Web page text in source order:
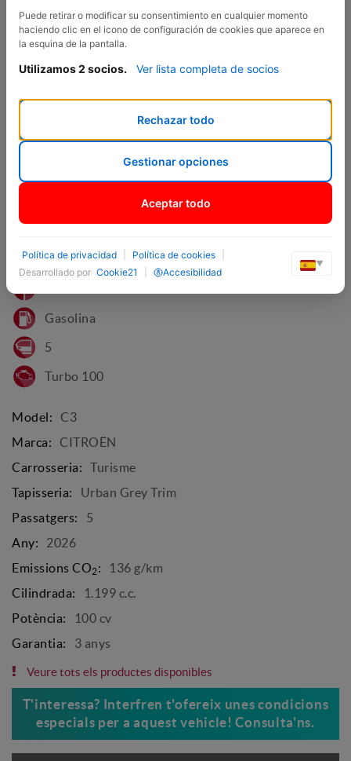
Citroën C3 Turbo 100 S-S 6V PLUS
Citroën C3 Turbo 100 S-S 6V PLUS
Mercury Grey
Gasolina
5
Turbo 100
Model:
C3
Marca:
CITROËN
Carrosseria:
Turisme
Tapisseria:
Urban Grey Trim
Passatgers:
5
Any:
2026
Emissions CO2 :
136 g/km
Cilindrada:
1.199 c.c.
Potència:
100 cv
Garantia:
3 anys
Veure tots els productes disponibles
T'interessa? Interfren t'ofereix unes condicions
especials per a aquest vehicle! Consulta'ns.
Puede retirar o modificar su consentimiento en cualquier momento
haciendo clic en el icono de configuración de cookies que aparece en
la esquina de la pantalla.
Utilizamos 2 socios. Ver lista completa de socios
Rechazar todo
Gestionar opciones
Aceptar todo
Política de privacidad Política de cookies
Desarrollado por Cookie21 Accesibilidad
▼